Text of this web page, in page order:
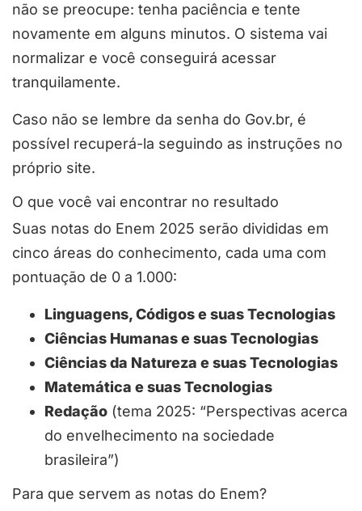
não se preocupe: tenha paciência e tente
novamente em alguns minutos. O sistema vai
normalizar e você conseguirá acessar
tranquilamente.
Caso não se lembre da senha do Gov.br, é
possível recuperá-la seguindo as instruções no
próprio site.
O que você vai encontrar no resultado
Suas notas do Enem 2025 serão divididas em
cinco áreas do conhecimento, cada uma com
pontuação de 0 a 1.000:
Linguagens, Códigos e suas Tecnologias
Ciências Humanas e suas Tecnologias
Ciências da Natureza e suas Tecnologias
Matemática e suas Tecnologias
Redação (tema 2025: “Perspectivas acerca
do envelhecimento na sociedade
brasileira”)
Para que servem as notas do Enem?